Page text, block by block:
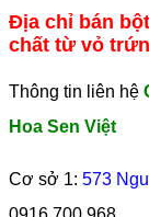
Địa chỉ bán
chất từ vỏ
Thông tin liên hệ
Hoa Sen Việt
Cơ sở 1: 573